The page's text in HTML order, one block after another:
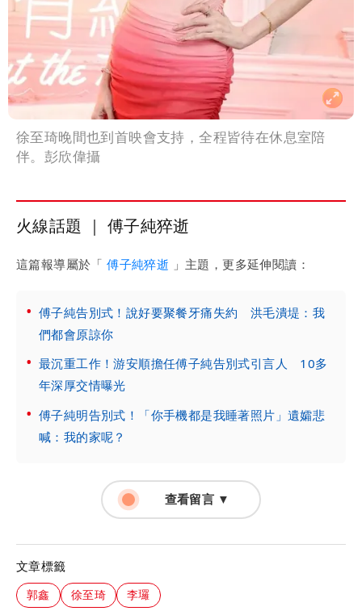
徐至琦晚間也到首映會支持，全程皆待在休息室陪
伴。彭欣偉攝
火線話題 ｜ 傅子純猝逝
這篇報導屬於「傅子純猝逝 」主題，更多延伸閱讀：
傅子純告別式！說好要聚餐牙痛失約 洪毛潰堤：我
們都會原諒你
最沉重工作！游安順擔任傅子純告別式引言人 10多
年深厚交情曝光
傅子純明告別式！「你手機都是我睡著照片」遺孀悲
喊：我的家呢？
查看留言 ▼
文章標籤
郭鑫 徐至琦 李㼈